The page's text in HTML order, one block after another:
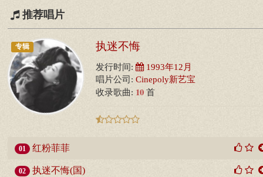
推荐唱片
专辑 执迷不悔
发行时间: 1993年12月
唱片公司: Cinepoly新艺宝
收录歌曲: 10 首
01 红粉菲菲
02 执迷不悔(国)